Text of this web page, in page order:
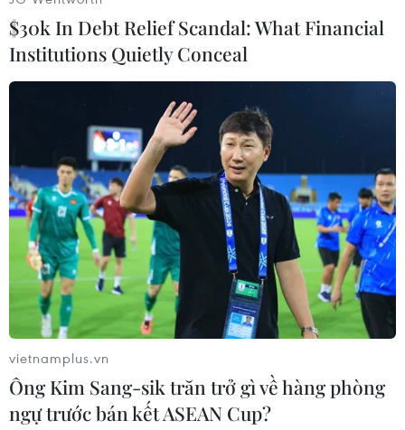
Theo dõi VietnamPlus
TIN LIÊN QUAN
$30k In Debt Relief Scandal: What Financial
Institutions Quietly Conceal
vietnamplus.vn
Ông Kim Sang-sik trăn trở gì về hàng phòng
ngự trước bán kết ASEAN Cup?